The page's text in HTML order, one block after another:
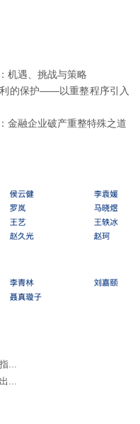
机遇、挑战与策略
的保护——以重整程序引入
金融企业破产重整特殊之道
...
...